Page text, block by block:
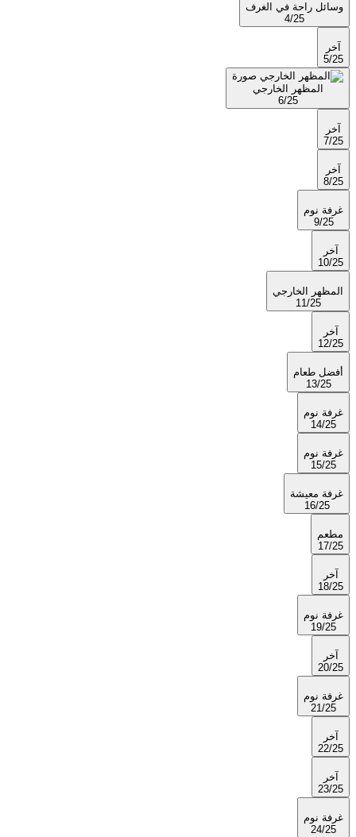
وسائل راحة في الغرف
4/25
آخر
5/25
المظهر الخارجي
6/25
آخر
7/25
آخر
8/25
غرفة نوم
9/25
آخر
10/25
المظهر الخارجي
11/25